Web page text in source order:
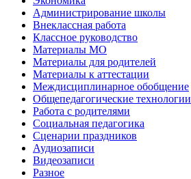
Администрирование школы
Внеклассная работа
Классное руководство
Материалы МО
Материалы для родителей
Материалы к аттестации
Междисциплинарное обобщение
Общепедагогические технологии
Работа с родителями
Социальная педагогика
Сценарии праздников
Аудиозаписи
Видеозаписи
Разное